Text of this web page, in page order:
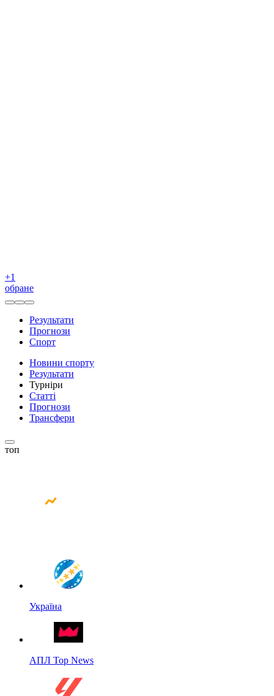
+1
обране
Результати
Прогнози
Спорт
Новини спорту
Результати
Турніри
Статті
Прогнози
Трансфери
топ
Україна
АПЛ Top News